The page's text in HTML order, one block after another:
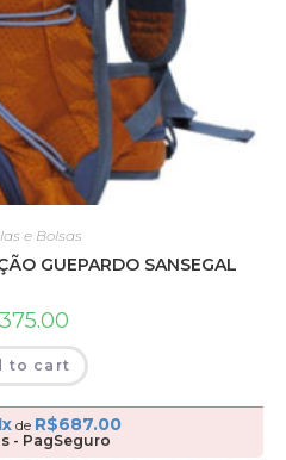
e Bolsas
GUEPARDO SANSEGAL
375.00
to cart
de R$687.00
- PagSeguro